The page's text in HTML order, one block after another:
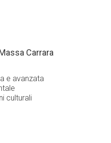
Carrara
e avanzata
culturali